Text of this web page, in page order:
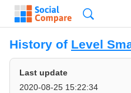
History of Level
Last update
2020-08-25 15:22:34